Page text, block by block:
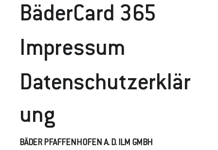
BäderCard 365
Impressum
Datenschutzerklär
Ung
BÄDER PFAFFENHOFEN A. D. ILM GMBH